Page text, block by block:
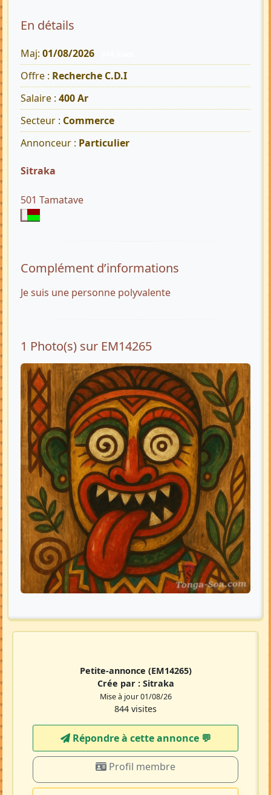
En détails
Maj: 01/08/2026
Offre : Recherche C.D.I
Salaire : 400 Ar
Secteur : Commerce
Annonceur : Particulier
Sitraka
501 Tamatave
Complément d’informations
Je suis une personne polyvalente
1 Photo(s) sur EM14265
Petite-annonce (EM14265)
Crée par : Sitraka
Mise à jour 01/08/26
844 visites
Répondre à cette annonce 💬​
Profil membre